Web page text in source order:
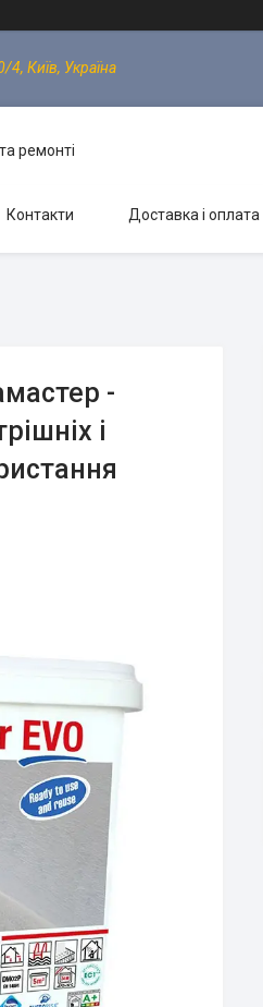
Київ, Україна
ремонті
Контакти Доставка і оплата
-
і